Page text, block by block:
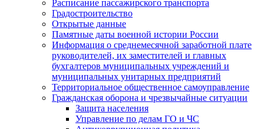
Расписание пассажирского транспорта
Градостроительство
Открытые данные
Памятные даты военной истории России
Информация о среднемесячной заработной плате
руководителей, их заместителей и главных
бухгалтеров муниципальных учреждений и
муниципальных унитарных предприятий
Территориальное общественное самоуправление
Гражданская оборона и чрезвычайные ситуации
Защита населения
Управление по делам ГО и ЧС